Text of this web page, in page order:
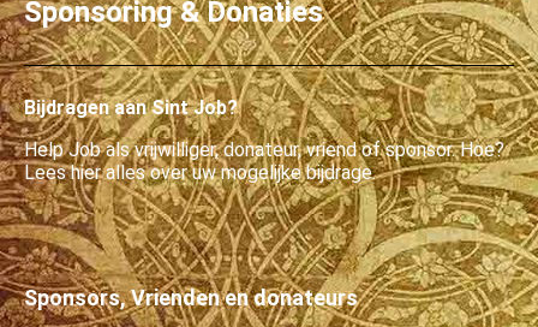
Sponsoring & Donaties
Bijdragen aan Sint Job?
Help Job als vrijwilliger, donateur, vriend of sponsor. Hoe?
Lees hier alles over uw mogelijke bijdrage.
Sponsors, Vrienden en donateurs